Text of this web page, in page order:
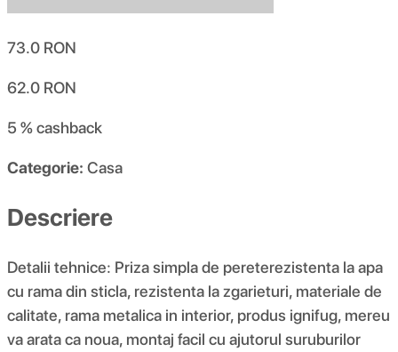
73.0 RON
62.0 RON
5 %cashback
Categorie: Casa
Descriere
Detalii tehnice: Priza simpla de pereterezistenta la apa
cu rama din sticla, rezistenta la zgarieturi, materiale de
calitate, rama metalica in interior, produs ignifug, mereu
va arata ca noua, montaj facil cu ajutorul suruburilor